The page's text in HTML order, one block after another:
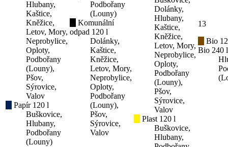
Hlubany,
Kaštice,
Kněžice,
Letov, Mory,
Neprobylice,
Oploty,
Podbořany
(Louny),
Pšov,
Sýrovice,
Valov
Papír 120 l
Buškovice,
Hlubany,
Podbořany
(Louny)
Podbořany
(Louny)
Komunální
odpad 120 l
Dolánky,
Kaštice,
Kněžice,
Letov, Mory,
Neprobylice,
Oploty,
Podbořany
(Louny),
Pšov,
Sýrovice,
Valov
Dolánky,
Hlubany,
Kaštice,
Kněžice,
Letov, Mory,
Neprobylice,
Oploty,
Podbořany
(Louny),
Pšov,
Sýrovice,
Valov
Plast 120 l
Buškovice,
Hlubany,
13
Bio
Bio 240 l